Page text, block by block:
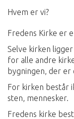
Hvem er vi?
Fredens Kirke er
Selve kirken
for alle andre
bygningen, der er
For kirken består
sten, mennesker.
Fredens kirke